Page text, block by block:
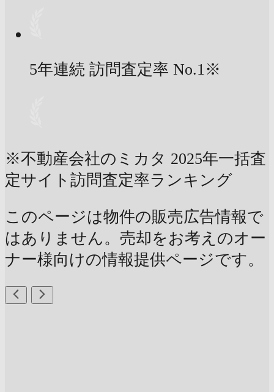
5年連続 訪問査定率 No.1※
※不動産会社のミカタ 2025年一括査
定サイト訪問査定率ランキング
このページは物件の販売広告情報で
はありません。売却をお考えのオー
ナー様向けの情報提供ページです。